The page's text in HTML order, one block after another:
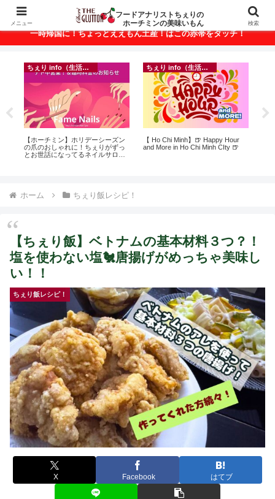
ベトナム・ホーチミンの美味いもんが満載！
一時帰国に！ちょっとええもん土産！はこの赤帯をタッチ！
ちぇり info（生活情報）
【ホーチミン】ホリデーシーズン
の爪のおしゃれに！ちぇりがずっ
とお世話になってるネイルサロン
ちぇり info（生活情報）
【 Ho Chi Minh】🍺 Happy Hour
and More in Ho Chi Minh CIty 🍺
ホーム ちぇり飯レシピ！
【ちぇり飯】ベトナムの基本材料３つ？！
塩を使わない塩🐔唐揚げがめっちゃ美味し
い！！
ちぇり飯レシピ！
X Facebook はてブ
メニュー
フードアナリストちぇりの
ホーチミンの美味いもん
検索